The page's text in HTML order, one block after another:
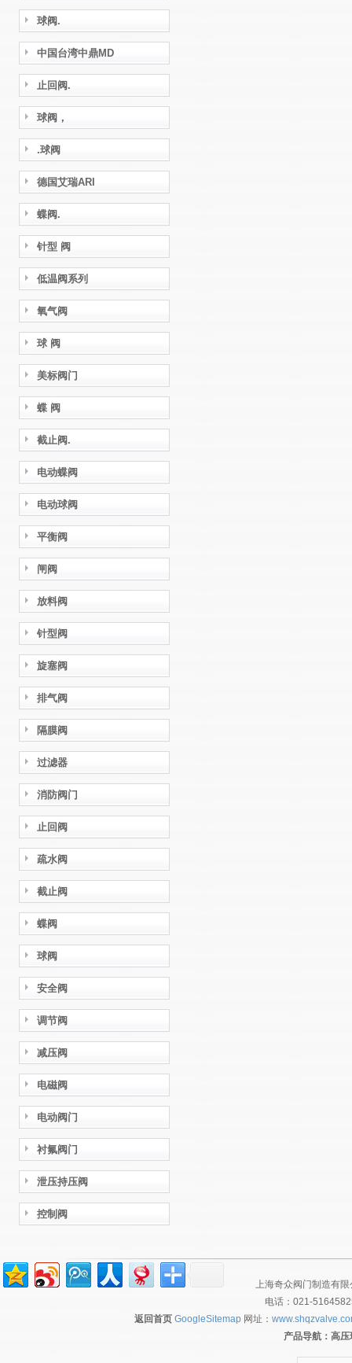
球阀.
中国台湾中鼎MD
止回阀.
球阀，
.球阀
德国艾瑞ARI
蝶阀.
针型 阀
低温阀系列
氧气阀
球 阀
美标阀门
蝶 阀
截止阀.
电动蝶阀
电动球阀
平衡阀
闸阀
放料阀
针型阀
旋塞阀
排气阀
隔膜阀
过滤器
消防阀门
止回阀
疏水阀
截止阀
蝶阀
球阀
安全阀
调节阀
减压阀
电磁阀
电动阀门
衬氟阀门
泄压持压阀
控制阀
上海奇众阀门制造有
电话：021-
返回首页 GoogleSitemap 网址：
产品导航： 高压